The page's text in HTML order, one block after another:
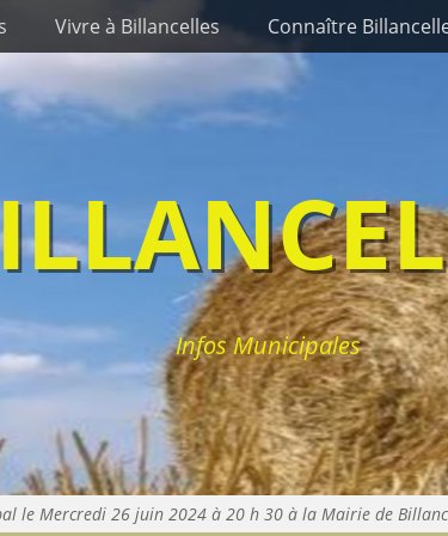
Vivre à Billancelles Connaître
Infos Municipales
le Mercredi 26 juin 2024 à 20 h 30 à la Mairie de